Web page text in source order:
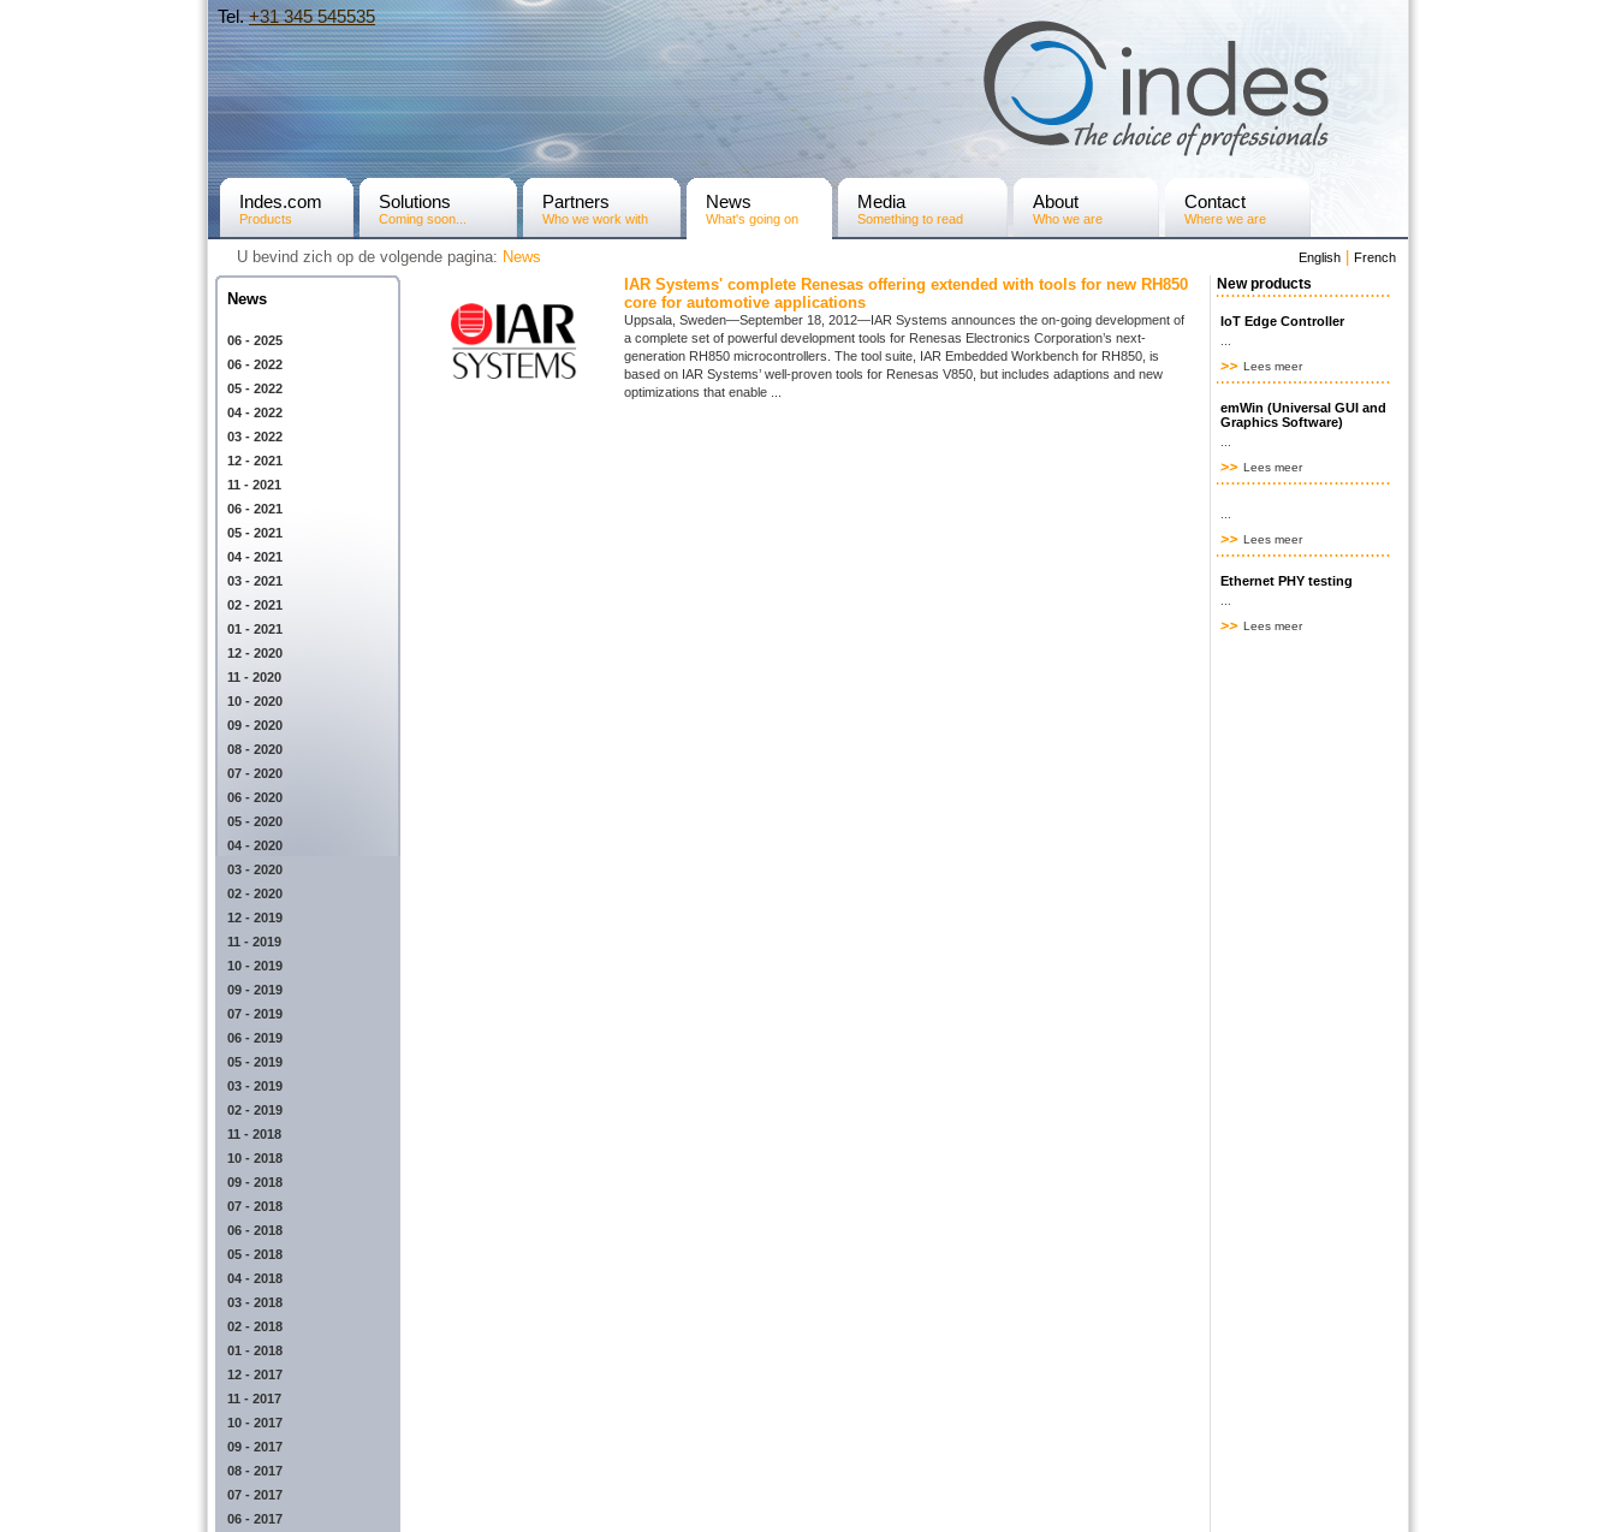
Tel.+31­ 345 545535
Indes.com
Products
Solutions
Coming soon...
Partners
Who we work with
News
What's going on
Media
Something to read
About
Who we are
Contact
Where we are
U bevind zich op de volgende pagina: News English French
News
06 - 2025
06 - 2022
05 - 2022
04 - 2022
03 - 2022
12 - 2021
11 - 2021
06 - 2021
05 - 2021
04 - 2021
03 - 2021
02 - 2021
01 - 2021
12 - 2020
11 - 2020
10 - 2020
09 - 2020
08 - 2020
07 - 2020
06 - 2020
05 - 2020
04 - 2020
03 - 2020
02 - 2020
12 - 2019
11 - 2019
10 - 2019
09 - 2019
07 - 2019
06 - 2019
05 - 2019
03 - 2019
02 - 2019
11 - 2018
10 - 2018
09 - 2018
07 - 2018
06 - 2018
05 - 2018
04 - 2018
03 - 2018
02 - 2018
01 - 2018
12 - 2017
11 - 2017
10 - 2017
09 - 2017
08 - 2017
07 - 2017
06 - 2017
IAR Systems' complete Renesas offering extended with tools for new RH850
core for automotive applications
Uppsala, Sweden—September 18, 2012—IAR Systems announces the on-going development of
a complete set of powerful development tools for Renesas Electronics Corporation’s next-
generation RH850 microcontrollers. The tool suite, IAR Embedded Workbench for RH850, is
based on IAR Systems’ well-proven tools for Renesas V850, but includes adaptions and new
optimizations that enable ...
New products
IoT Edge Controller
Lees meer
emWin (Universal GUI and
Graphics Software)
Lees meer
Lees meer
Ethernet PHY testing
Lees meer